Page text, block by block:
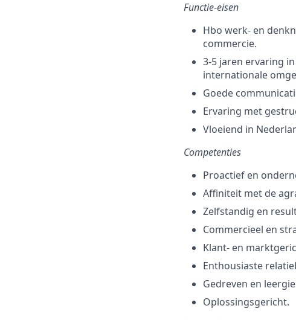
Functie-eisen
Hbo werk- en
commercie.
3-5 jaren ervaring
internationale
Goede
Ervaring met
Vloeiend in
Competenties
Proactief en
Affiniteit met de
Zelfstandig en
Commercieel en
Klant- en
Enthousiaste
Gedreven en
Oplossingsgericht.